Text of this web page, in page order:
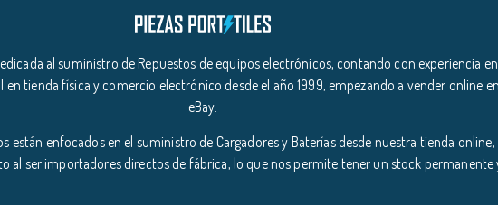
al suministro de Repuestos de equipos electrónicos, contando con experiencia
tienda física y comercio electrónico desde el año 1999, empezando a vender online
eBay.
están enfocados en el suministro de Cargadores y Baterías desde nuestra tienda
al ser importadores directos de fábrica, lo que nos permite tener un stock permanente